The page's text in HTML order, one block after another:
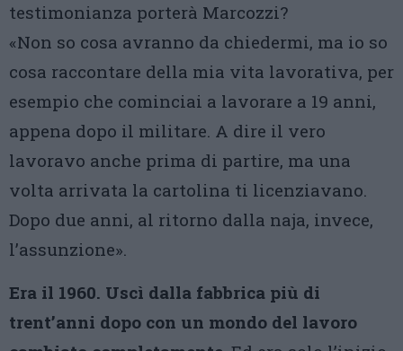
testimonianza porterà Marcozzi?
«Non so cosa avranno da chiedermi, ma io so
cosa raccontare della mia vita lavorativa, per
esempio che cominciai a lavorare a 19 anni,
appena dopo il militare. A dire il vero
lavoravo anche prima di partire, ma una
volta arrivata la cartolina ti licenziavano.
Dopo due anni, al ritorno dalla naja, invece,
l’assunzione».
Era il 1960. Uscì dalla fabbrica più di
trent’anni dopo con un mondo del lavoro